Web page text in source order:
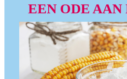
EEN ODE